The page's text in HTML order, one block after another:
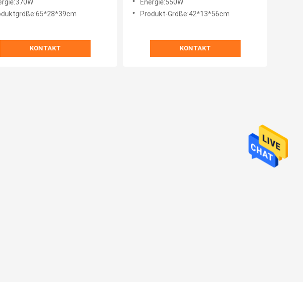
KONTAKT
Energie:550W
Produkt-Größe:42*13*56cm
KONTAKT